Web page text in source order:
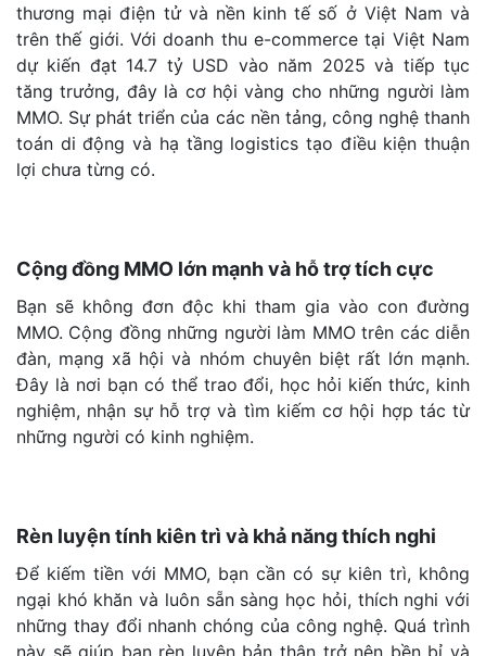
thương mại điện tử và nền kinh tế số ở Việt Nam và
trên thế giới. Với doanh thu e-commerce tại Việt Nam
dự kiến đạt 14.7 tỷ USD vào năm 2025 và tiếp tục
tăng trưởng, đây là cơ hội vàng cho những người làm
MMO. Sự phát triển của các nền tảng, công nghệ thanh
toán di động và hạ tầng logistics tạo điều kiện thuận
lợi chưa từng có.
Cộng đồng MMO lớn mạnh và hỗ trợ tích cực
Bạn sẽ không đơn độc khi tham gia vào con đường
MMO. Cộng đồng những người làm MMO trên các diễn
đàn, mạng xã hội và nhóm chuyên biệt rất lớn mạnh.
Đây là nơi bạn có thể trao đổi, học hỏi kiến thức, kinh
nghiệm, nhận sự hỗ trợ và tìm kiếm cơ hội hợp tác từ
những người có kinh nghiệm.
Rèn luyện tính kiên trì và khả năng thích nghi
Để kiếm tiền với MMO, bạn cần có sự kiên trì, không
ngại khó khăn và luôn sẵn sàng học hỏi, thích nghi với
những thay đổi nhanh chóng của công nghệ. Quá trình
này sẽ giúp bạn rèn luyện bản thân trở nên bền bỉ và